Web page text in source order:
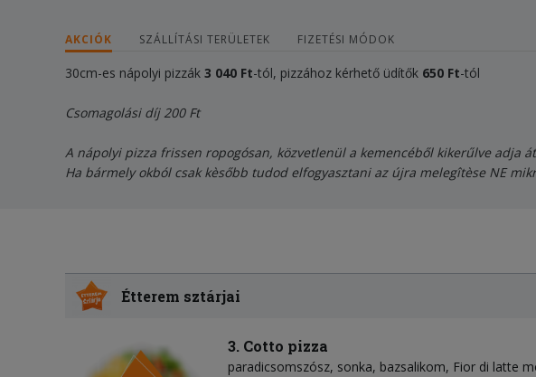
AKCIÓK SZÁLLÍTÁSI TERÜLETEK FIZETÉSI MÓDOK
30cm-es nápolyi pizzák 3 040 Ft-tól, pizzához kérhető üdítők 650 Ft-tól
Csomagolási díj 200 Ft
A nápolyi pizza frissen ropogósan, közvetlenül a kemencéből kikerűlve adja
Ha bármely okból csak kèsőbb tudod elfogyasztani az újra melegîtèse NE
Étterem sztárjai
3. Cotto pizza
paradicsomszósz sonka bazsalikom Fior di latte